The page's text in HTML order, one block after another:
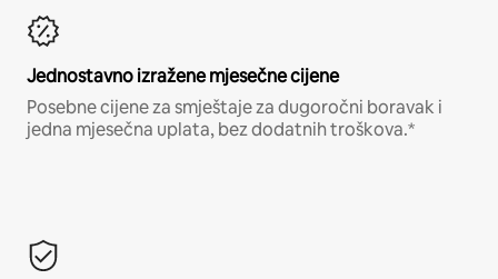
Jednostavno izražene mjesečne cijene
Posebne cijene za smještaje za dugoročni boravak i
jedna mjesečna uplata, bez dodatnih troškova.*